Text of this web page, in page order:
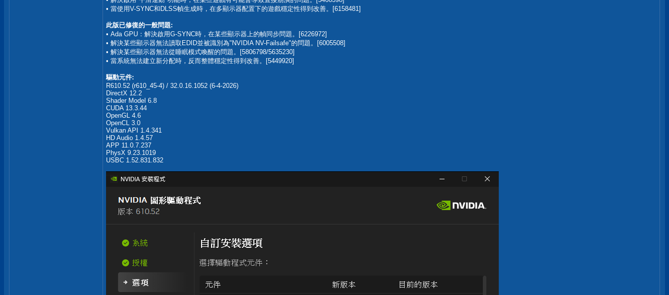
• 當使用V-SYNC和DLSS幀生成時，在多顯示器配置下的遊戲穩定性得到改善。[6158481]
此版已修復的一般問題:
• Ada GPU：解決啟用G-SYNC時，在某些顯示器上的幀同步問題。[6226972]
• 解決某些顯示器無法讀取EDID並被識別為"NVIDIA NV-Failsafe"的問題。[6005508]
• 解決某些顯示器無法從睡眠模式喚醒的問題。[5806798/5635230]
• 當系統無法建立新分配時，反而整體穩定性得到改善。[5449920]
驅動元件:
R610.52 (r610_45-4) / 32.0.16.1052 (6-4-2026)
DirectX 12.2
Shader Model 6.8
CUDA 13.3.44
OpenGL 4.6
OpenCL 3.0
Vulkan API 1.4.341
HD Audio 1.4.57
APP 11.0.7.237
PhysX 9.23.1019
USBC 1.52.831.832